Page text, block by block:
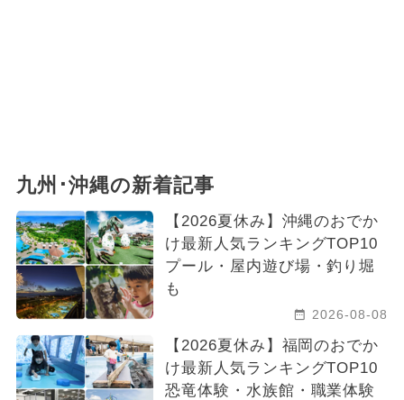
九州･沖縄の新着記事
【2026夏休み】沖縄のおでか
け最新人気ランキングTOP10
プール・屋内遊び場・釣り堀
も
2026-08-08
【2026夏休み】福岡のおでか
け最新人気ランキングTOP10
恐竜体験・水族館・職業体験